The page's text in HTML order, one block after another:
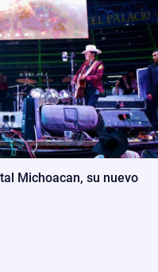
Michoacan, su nuevo